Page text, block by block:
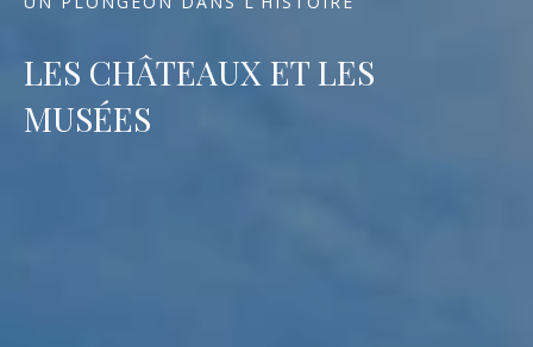
LES CHÂTEAUX ET LES
MUSÉES